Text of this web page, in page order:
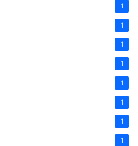
1
1
1
1
1
1
1
1